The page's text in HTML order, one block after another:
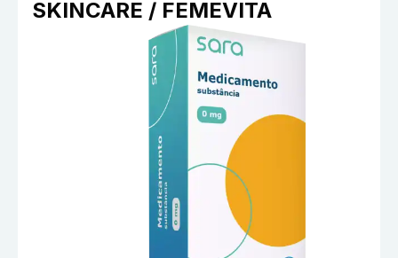
SKINCARE / FEMEVITA